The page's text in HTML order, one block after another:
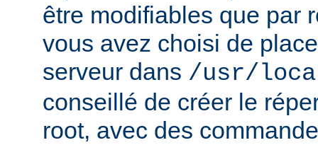
être modifiables que par
vous avez choisi de
serveur dans /usr/
conseillé de créer le
root, avec des